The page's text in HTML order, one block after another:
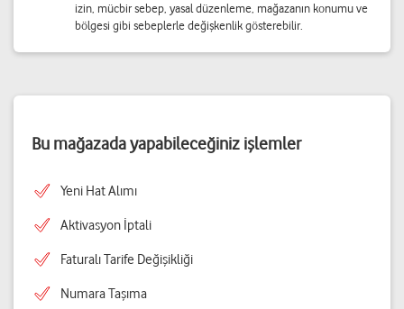
izin, mücbir sebep, yasal düzenleme, mağazanın konumu ve
bölgesi gibi sebeplerle değişkenlik gösterebilir.
Bu mağazada yapabileceğiniz işlemler
Yeni Hat Alımı
Aktivasyon İptali
Faturalı Tarife Değişikliği
Numara Taşıma